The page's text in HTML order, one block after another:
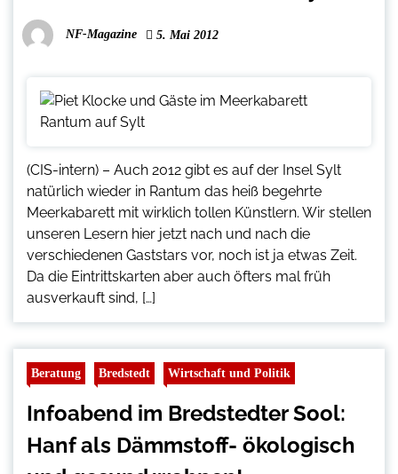
NF-Magazine 5. Mai 2012
(CIS-intern) – Auch 2012 gibt es auf der Insel Sylt
natürlich wieder in Rantum das heiß begehrte
Meerkabarett mit wirklich tollen Künstlern. Wir stellen
unseren Lesern hier jetzt nach und nach die
verschiedenen Gaststars vor, noch ist ja etwas Zeit.
Da die Eintrittskarten aber auch öfters mal früh
ausverkauft sind, […]
Beratung Bredstedt Wirtschaft und Politik
Infoabend im Bredstedter Sool:
Hanf als Dämmstoff- ökologisch